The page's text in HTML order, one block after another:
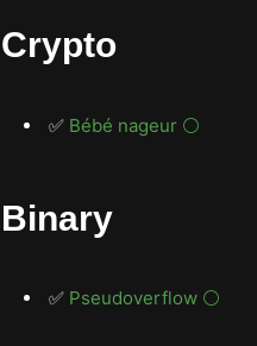
Crypto
✅ Bébé nageur ⚪
Binary
✅ Pseudoverflow ⚪